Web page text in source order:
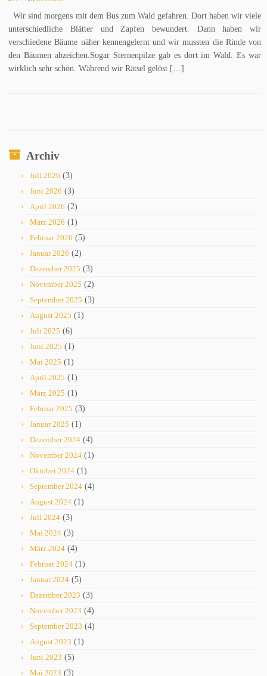
Wir sind morgens mit dem Bus zum Wald gefahren. Dort haben wir viele
unterschiedliche Blätter und Zapfen bewundert. Dann haben wir
verschiedene Bäume näher kennengelernt und wir mussten die Rinde von
den Bäumen abzeichen.Sogar Sternenpilze gab es dort im Wald. Es war
wirklich sehr schön. Während wir Rätsel gelöst […]
Archiv
Juli 2026 (3)
Juni 2026 (3)
April 2026 (2)
März 2026 (1)
Februar 2026 (5)
Januar 2026 (2)
Dezember 2025 (3)
November 2025 (2)
September 2025 (3)
August 2025 (1)
Juli 2025 (6)
Juni 2025 (1)
Mai 2025 (1)
April 2025 (1)
März 2025 (1)
Februar 2025 (3)
Januar 2025 (1)
Dezember 2024 (4)
November 2024 (1)
Oktober 2024 (1)
September 2024 (4)
August 2024 (1)
Juli 2024 (3)
Mai 2024 (3)
März 2024 (4)
Februar 2024 (1)
Januar 2024 (5)
Dezember 2023 (3)
November 2023 (4)
September 2023 (4)
August 2023 (1)
Juni 2023 (5)
Mai 2023 (3)